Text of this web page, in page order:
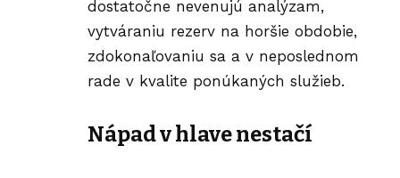
dostatočne nevenujú analýzam,
vytváraniu rezerv na horšie obdobie,
zdokonaľovaniu sa a v neposlednom
rade v kvalite ponúkaných služieb.
Nápad v hlave nestačí